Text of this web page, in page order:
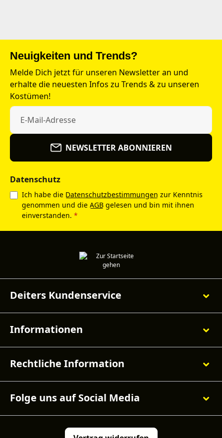
Neuigkeiten und Trends?
Melde Dich jetzt für unseren Newsletter an und
erhalte die neuesten Infos zu Trends & zu unseren
Kostümen!
NEWSLETTER ABONNIEREN
Datenschutz
Ich habe die Datenschutzbestimmungen zur Kenntnis
genommen und die AGB gelesen und bin mit ihnen
einverstanden. *
Deiters Kundenservice
Informationen
Rechtliche Information
Folge uns auf Social Media